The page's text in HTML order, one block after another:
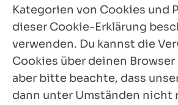
Kategorien von Cookies und
dieser Cookie-Erklärung
verwenden. Du kannst die
Cookies über deinen
aber bitte beachte, dass
dann unter Umständen nicht